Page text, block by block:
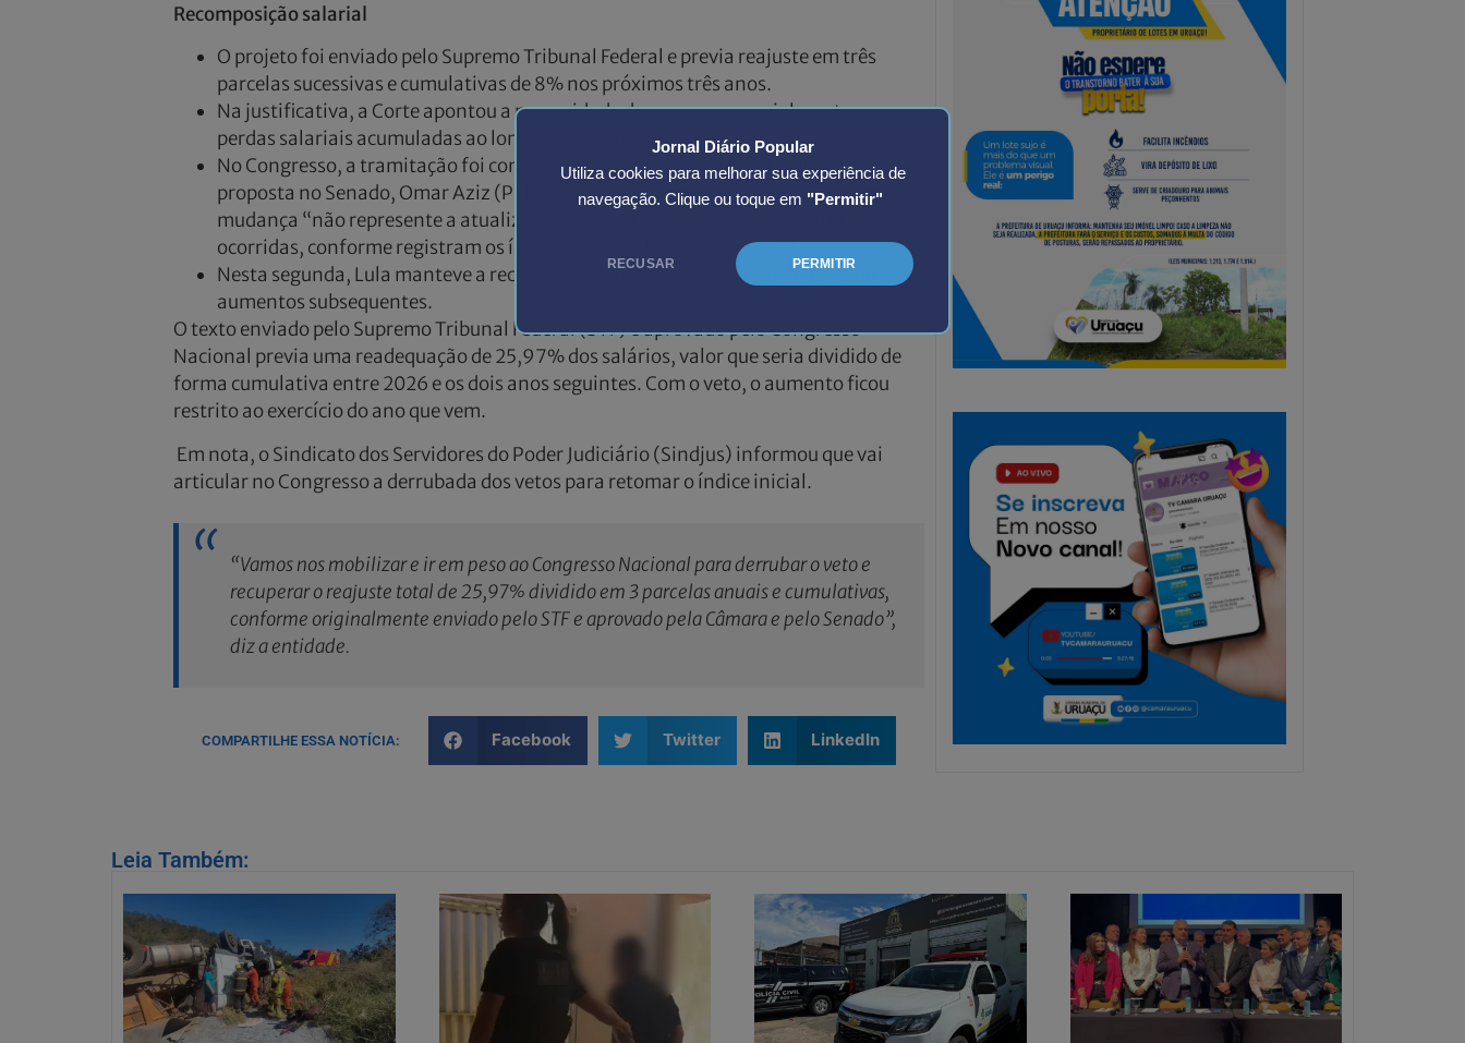
Jornal Diário Popular
Utiliza cookies para melhorar sua experiência de
navegação. Clique ou toque em "Permitir"
RECUSAR PERMITIR
Recomposição salarial
O projeto foi enviado pelo Supremo Tribunal Federal e previa reajuste em três
parcelas sucessivas e cumulativas de 8% nos próximos três anos.
Na justificativa, a Corte apontou a necessidade de recompor parcialmente as
perdas salariais acumuladas ao longo dos últimos anos.
No Congresso, a tramitação foi concluída no final de novembro. O relator da
proposta no Senado, Omar Aziz (PSD-AM), defendeu os aumentos, mesmo que a
mudança “não represente a atualização integral das perdas remuneratórias
ocorridas, conforme registram os índices oficiais de correção monetária”.
Nesta segunda, Lula manteve a recomposição para o ano de 2026, mas vetou os
aumentos subsequentes.
O texto enviado pelo Supremo Tribunal Federal (STF) e aprovado pelo Congresso
Nacional previa uma readequação de 25,97% dos salários, valor que seria dividido de
forma cumulativa entre 2026 e os dois anos seguintes. Com o veto, o aumento ficou
restrito ao exercício do ano que vem.
Em nota, o Sindicato dos Servidores do Poder Judiciário (Sindjus) informou que vai
articular no Congresso a derrubada dos vetos para retomar o índice inicial.
“Vamos nos mobilizar e ir em peso ao Congresso Nacional para derrubar o veto e
recuperar o reajuste total de 25,97% dividido em 3 parcelas anuais e cumulativas,
conforme originalmente enviado pelo STF e aprovado pela Câmara e pelo Senado”,
diz a entidade.
COMPARTILHE ESSA NOTÍCIA: Facebook Twitter LinkedIn
Leia Também: